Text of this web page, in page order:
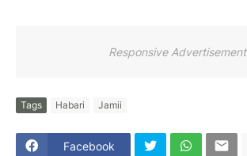
Responsive Advertisement
Tags Habari Jamii
Facebook